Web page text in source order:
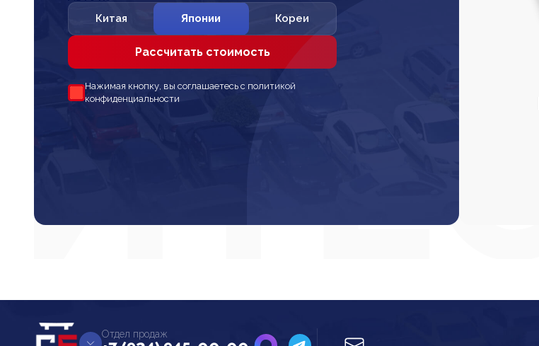
Китая Японии Кореи
Рассчитать стоимость
Нажимая кнопку, вы соглашаетесь с политикой
конфиденциальности
Отдел продаж